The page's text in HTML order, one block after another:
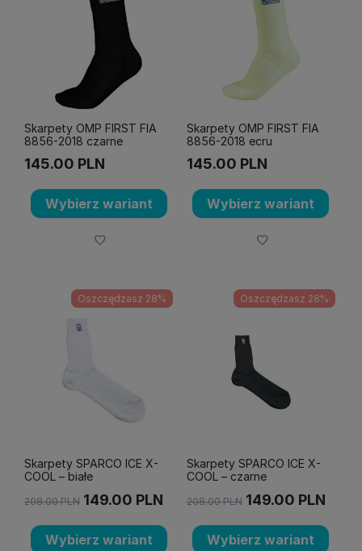
Skarpety OMP FIRST FIA
8856-2018 czarne
145.00 PLN
Wybierz wariant
Skarpety OMP FIRST FIA
8856-2018 ecru
145.00 PLN
Wybierz wariant
Oszczędzasz 28%
Skarpety SPARCO ICE X-
COOL – białe
208.00 PLN 149.00 PLN
Wybierz wariant
Oszczędzasz 28%
Skarpety SPARCO ICE X-
COOL – czarne
208.00 PLN 149.00 PLN
Wybierz wariant